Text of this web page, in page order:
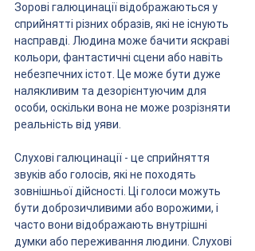
Зорові галюцинації відображаються у
сприйнятті різних образів, які не існують
насправді. Людина може бачити яскраві
кольори, фантастичні сцени або навіть
небезпечних істот. Це може бути дуже
налякливим та дезорієнтуючим для
особи, оскільки вона не може розрізняти
реальність від уяви.
Слухові галюцинації - це сприйняття
звуків або голосів, які не походять
зовнішньої дійсності. Ці голоси можуть
бути доброзичливими або ворожими, і
часто вони відображають внутрішні
думки або переживання людини. Слухові